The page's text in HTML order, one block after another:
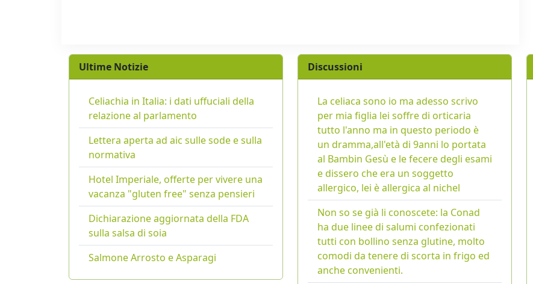
Ultime Notizie
Celiachia in Italia: i dati uffuciali della
relazione al parlamento
Lettera aperta ad aic sulle sode e sulla
normativa
Hotel Imperiale, offerte per vivere una
vacanza "gluten free" senza pensieri
Dichiarazione aggiornata della FDA
sulla salsa di soia
Salmone Arrosto e Asparagi
Discussioni
La celiaca sono io ma adesso scrivo
per mia figlia lei soffre di orticaria
tutto l'anno ma in questo periodo è
un dramma,all'età di 9anni lo portata
al Bambin Gesù e le fecere degli esami
e dissero che era un soggetto
allergico, lei è allergica al nichel
Non so se già li conoscete: la Conad
ha due linee di salumi confezionati
tutti con bollino senza glutine, molto
comodi da tenere di scorta in frigo ed
anche convenienti.